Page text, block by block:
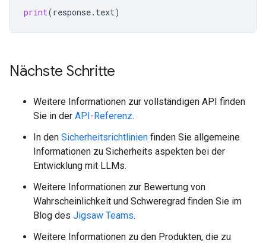
print(response. text)
Nächste Schritte
Weitere Informationen zur vollständigen API finden
Sie in der API-Referenz.
In den Sicherheitsrichtlinien finden Sie allgemeine
Informationen zu Sicherheits aspekten bei der
Entwicklung mit LLMs.
Weitere Informationen zur Bewertung von
Wahrscheinlichkeit und Schweregrad finden Sie im
Blog des Jigsaw Teams.
Weitere Informationen zu den Produkten, die zu